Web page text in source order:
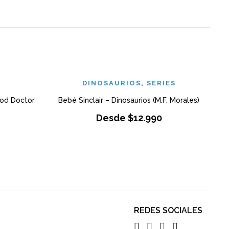
Doctor
DINOSAURIOS , SERIES
Bebé Sinclair – Dinosaurios (M.F. Morales)
Desde $12.990
REDES SOCIALES